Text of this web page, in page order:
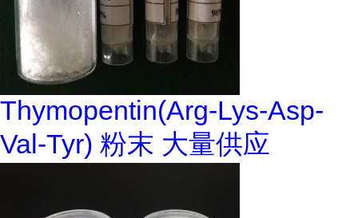
Thymopentin(Arg-Lys-Asp-
Val-Tyr) 粉末 大量供应